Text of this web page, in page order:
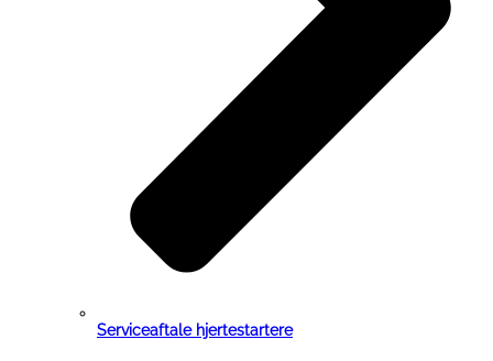
Serviceaftale hjertestartere